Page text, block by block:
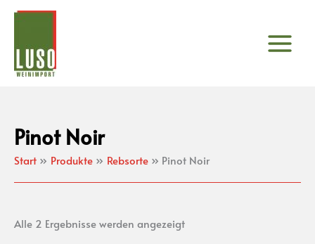
Zum
Pinot Noir
Start Produkte Rebsorte Pinot Noir
Alle 2 Ergebnisse werden angezeigt